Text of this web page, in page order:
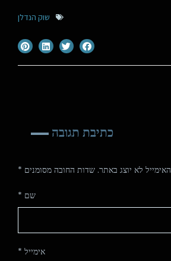
שוק הנדלן
כתיבת תגובה
האימייל לא יוצג באתר. שדות החובה מסומנים *
שם *
אימייל *